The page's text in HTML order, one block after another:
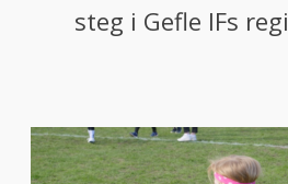
steg i Gefle IFs regi